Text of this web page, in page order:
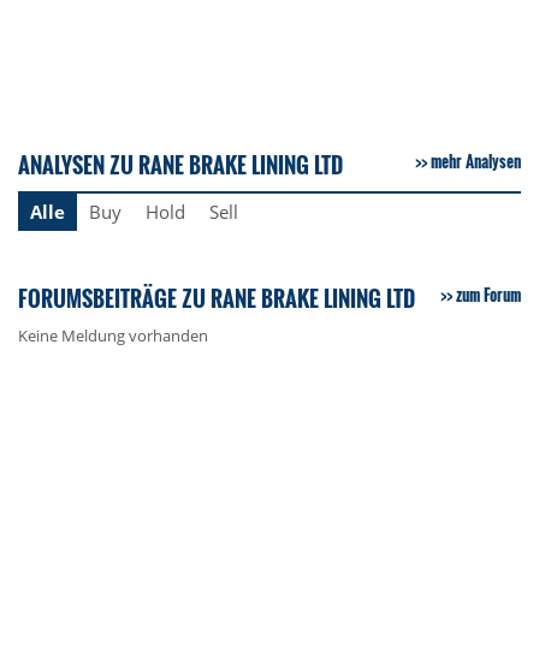
ANALYSEN ZU RANE BRAKE LINING LTD mehr Analysen
Alle Buy Hold Sell
FORUMSBEITRÄGE ZU RANE BRAKE LINING LTD zum Forum
Keine Meldung vorhanden